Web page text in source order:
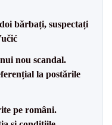
bărbați, suspectați
nou scandal.
la postările
pe români.